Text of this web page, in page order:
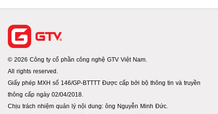
© 2026 Công ty cổ phần công nghệ GTV Việt Nam.
All rights reserved.
Giấy phép MXH số 146/GP-BTTTT Được cấp bởi bộ thông tin và truyền
thông cấp ngày 02/04/2018.
Chịu trách nhiệm quản lý nội dung: ông Nguyễn Minh Đức.